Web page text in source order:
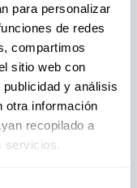
para personalizar
de redes
compartimos
sitio web con
y análisis
otra información
recopilado a
servicios.
elAyuntamiento
sistemas
datosimportantes.
ante
el impacto
confianza pública
mejora en la
largo del año